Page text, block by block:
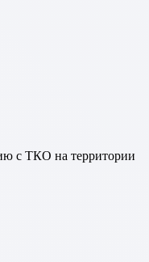
с ТКО на территории